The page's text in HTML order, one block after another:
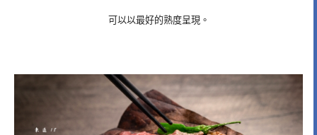
可以以最好的熟度呈現。